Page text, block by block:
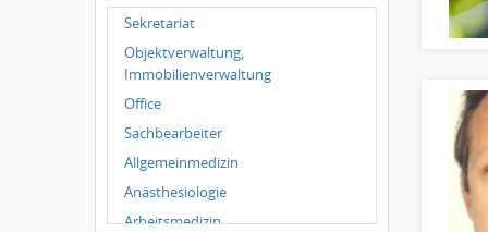
Wuppertal
Hallbergmoos
Würzburg
Grünwald
Ulm
Bielefeld
Hannover
Duisburg
Sekretariat
Objektverwaltung,
Immobilienverwaltung
Office
Sachbearbeiter
Allgemeinmedizin
Anästhesiologie
Arbeitsmedizin